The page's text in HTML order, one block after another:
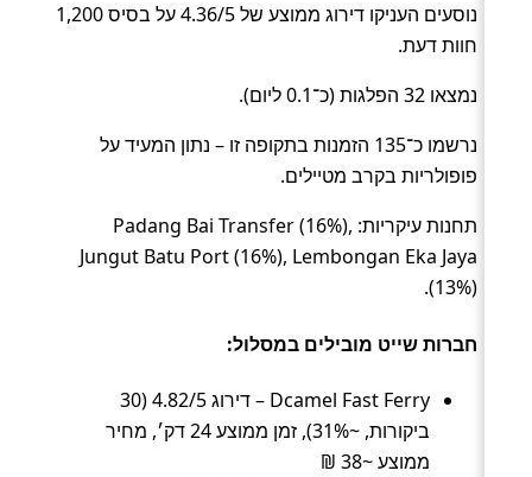
נוסעים העניקו דירוג ממוצע של 4.36/5 על בסיס 1,200
חוות דעת.
נמצאו 32 הפלגות (כ־0.1 ליום).
נרשמו כ־135 הזמנות בתקופה זו – נתון המעיד על
פופולריות בקרב מטיילים.
תחנות עיקריות: Padang Bai Transfer (16%),
Jungut Batu Port (16%), Lembongan Eka Jaya
(13%).
חברות שייט מובילים במסלול:
Dcamel Fast Ferry – דירוג 4.82/5 (30
ביקורות, ~31%), זמן ממוצע 24 דק׳, מחיר
ממוצע ~38 ₪